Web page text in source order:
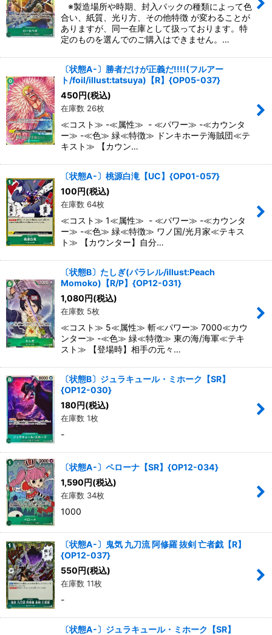
※製造場所や時期、封入パックの種類によって色
合い、紙質、光り方、その他特徴 が変わることが
ありますが、同一在庫として扱っております。特
定のものを選んでのご購入はできません。…
〔状態A-〕勝者だけが正義だ!!!!(フルアー
ト/foil/illust:tatsuya)【R】{OP05-037}
450円(税込)
在庫数 26枚
≪コスト≫ -≪属性≫ - ≪パワー≫ -≪カウンタ
ー≫ -≪色≫ 緑≪特徴≫ ドンキホーテ海賊団≪テ
キスト≫ 【カウン…
〔状態A-〕桃源白滝【UC】{OP01-057}
100円(税込)
在庫数 64枚
≪コスト≫ 1≪属性≫ - ≪パワー≫ -≪カウンタ
ー≫ -≪色≫ 緑≪特徴≫ ワノ国/光月家≪テキス
ト≫ 【カウンター】自分…
〔状態B〕たしぎ(パラレル/illust:Peach
Momoko)【R/P】{OP12-031}
1,080円(税込)
在庫数 5枚
≪コスト≫ 5≪属性≫ 斬≪パワー≫ 7000≪カウ
ンター≫ -≪色≫ 緑≪特徴≫ 東の海/海軍≪テキ
スト≫ 【登場時】相手の元々…
〔状態B〕ジュラキュール・ミホーク【SR】
{OP12-030}
180円(税込)
在庫数 1枚
-
〔状態A-〕ペローナ【SR】{OP12-034}
1,590円(税込)
在庫数 34枚
1000
〔状態A-〕鬼気 九刀流 阿修羅 抜剣 亡者戯【R】
{OP12-037}
550円(税込)
在庫数 11枚
-
〔状態A-〕ジュラキュール・ミホーク【SR】